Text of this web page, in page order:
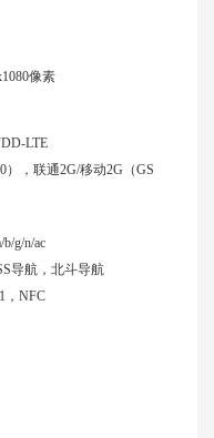
像素
LTE
），联通2G/移动2G（GS
g/n/ac
导航，北斗导航
，NFC